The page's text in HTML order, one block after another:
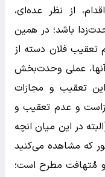
از نظر عده‌ای،
باشد؛ در همین
تعقیب فلان دسته از
آنها، عملی وحدت‌بخش
تعقیب و مجازات
و عدم تعقیب و
به آنها، عملی ضدوحدت است ۰ (البته در این میان انچه
که مشاهده می‌کنید
مُتهافت مطرح است؛